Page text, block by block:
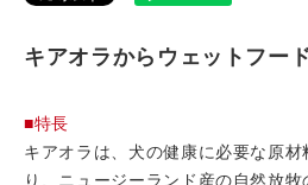
キアオラからウェットフー
■特長
キアオラは、犬の健康に必要な原
り、ニュージーランド産の自然放